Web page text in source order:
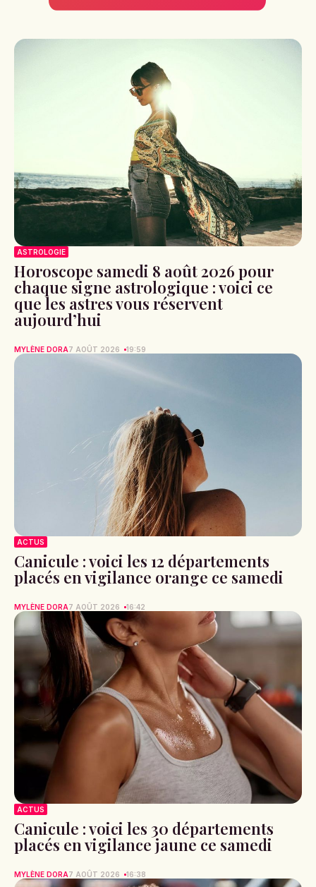
ASTROLOGIE
Horoscope samedi 8 août 2026 pour
chaque signe astrologique : voici ce
que les astres vous réservent
aujourd’hui
MYLÈNE DORA7 AOÛT 2026 19:59
ACTUS
Canicule : voici les 12 départements
placés en vigilance orange ce samedi
MYLÈNE DORA7 AOÛT 2026 16:42
ACTUS
Canicule : voici les 30 départements
placés en vigilance jaune ce samedi
MYLÈNE DORA7 AOÛT 2026 16:38